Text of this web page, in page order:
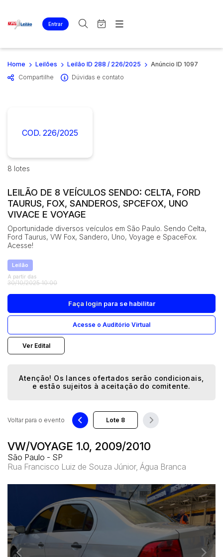
Entrar
Criar conta Entrar
Site
Agenda
Quem Somos
Imóveis
Casas
Lote
Ponto Comercial
Rural
Terreno
Vaga de Garagem
Móveis
Móveis
Veículos
Carros
Busca por palavra-chave
Bairro
Judiciais Extrajudiciais
Faixa de valor
Quem Somos
Home Leilões Leilão ID 288 / 226/2025
Anúncio ID 1097
Compartilhe
Dúvidas e contato
COD. 226/2025
8 lotes
LEILÃO DE 8 VEÍCULOS SENDO: CELTA, FORD
TAURUS, FOX, SANDEROS, SPCEFOX, UNO
VIVACE E VOYAGE
Oportunidade diversos veículos em São Paulo. Sendo Celta,
Ford Taurus, VW Fox, Sandero, Uno, Voyage e SpaceFox.
Acesse!
Leilão
A partir das
30/10/2025 10:00
Faça login para se habilitar
Acesse o Auditório Virtual
Ver Edital
Atenção! Os lances ofertados serão condicionais,
e estão sujeitos à aceitação do comitente.
VW/VOYAGE 1.0, 2009/2010
São Paulo - SP
Rua Francisco Luiz de Souza Júnior, Água Branca
Voltar para o evento